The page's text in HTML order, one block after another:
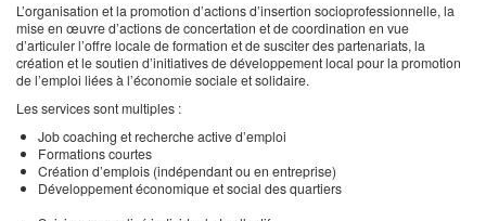
L’organisation et la promotion d’actions d’insertion socioprofessionnelle, la
mise en œuvre d’actions de concertation et de coordination en vue
d’articuler l’offre locale de formation et de susciter des partenariats, la
création et le soutien d’initiatives de développement local pour la promotion
de l’emploi liées à l’économie sociale et solidaire.
Les services sont multiples :
Job coaching et recherche active d’emploi
Formations courtes
Création d’emplois (indépendant ou en entreprise)
Développement économique et social des quartiers